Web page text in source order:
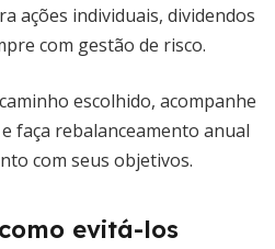
ações individuais, dividendos
com gestão de risco.
escolhido, acompanhe
faça rebalanceamento anual
com seus objetivos.
evitá-los